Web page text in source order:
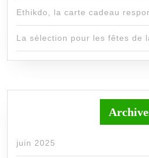
Ethikdo, la carte cadeau
La sélection pour les fêtes de
juin 2025